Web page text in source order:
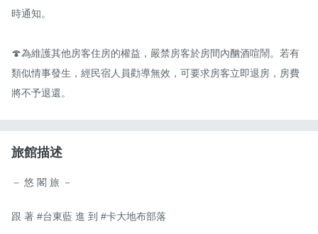
時通知。
🍄為維護其他房客住房的權益，嚴禁房客於房間內酗酒喧鬧。若有
類似情事發生，經民宿人員勸導無效，可要求房客立即退房，房費
將不予退還。
旅館描述
－ 悠 閣 旅 －
跟 著 #台東藍 進 到 #卡大地布部落